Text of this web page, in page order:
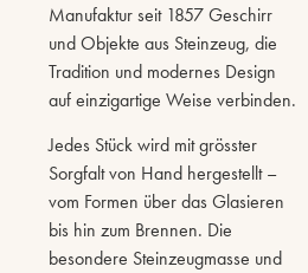
Manufaktur seit 1857 Geschirr
und Objekte aus Steinzeug, die
Tradition und modernes Design
auf einzigartige Weise verbinden.
Jedes Stück wird mit grösster
Sorgfalt von Hand hergestellt –
vom Formen über das Glasieren
bis hin zum Brennen. Die
besondere Steinzeugmasse und